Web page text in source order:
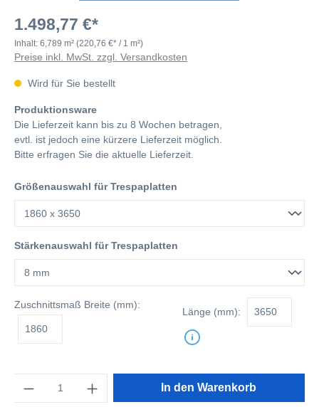
1.498,77 €*
Inhalt: 6,789 m² (220,76 €* / 1 m²)
Preise inkl. MwSt. zzgl. Versandkosten
Wird für Sie bestellt
Produktionsware
Die Lieferzeit kann bis zu 8 Wochen betragen,
evtl. ist jedoch eine kürzere Lieferzeit möglich.
Bitte erfragen Sie die aktuelle Lieferzeit.
Größenauswahl für Trespaplatten
Stärkenauswahl für Trespaplatten
Zuschnittsmaß Breite (mm):
Länge (mm):
In den Warenkorb